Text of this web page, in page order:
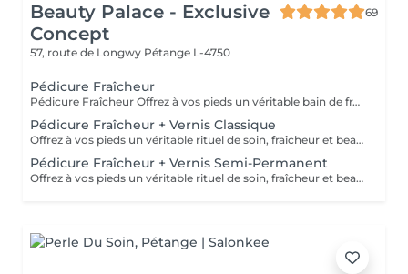
Beauty Palace - Exclusive
Concept
69
57, route de Longwy Pétange L-4750
Pédicure Fraîcheur
Pédicure Fraîcheur Offrez à vos pieds un véritable bain de fraîcheur ! Ce rituel estival associe un gommage au sel enrichi en huile d'amande douce, un bain de pieds effervescent relaxant et rafraîchissant, puis l'application d'un gel fraîcheur intense jusqu'aux mollets. Idéal pour délasser les pieds fatigués, apporter une agréable sensation de fraîcheur et de légèreté, ou simplement profiter d'un moment de bien-être particulièrement appréciable pendant les fortes chaleurs. Une expérience fraîche, relaxante et revitalisante le soin parfait pour l'été.
Pédicure Fraîcheur + Vernis Classique
Offrez à vos pieds un véritable rituel de soin, fraîcheur et beauté. Cette prestation comprend une pédicure complète, avec soin des ongles et des cuticules, travail des rugosités, suivie d'un gommage au sel enrichi en huile d'amande douce, d'un bain de pieds effervescent relaxant et rafraîchissant, puis de l'application d'un gel fraîcheur intense pouvant être remonté jusqu'aux mollets. Le soin se termine par la pose du vernis classique de votre choix pour des pieds parfaitement soignés et sublimés. Idéal pour délasser les pieds fatigués, apporter une agréable sensation de fraîcheur et de légèreté, ou simplement profiter d'un moment de bien-être particulièrement appréciable pendant les fortes chaleurs. Des pieds doux, frais, soignés et élégamment vernis le rituel parfait pour l'été.
Pédicure Fraîcheur + Vernis Semi-Permanent
Offrez à vos pieds un véritable rituel de soin, fraîcheur et beauté. Cette prestation comprend une pédicure complète, avec soin des ongles et des cuticules, travail des rugosités, suivie d'un gommage au sel enrichi en huile d'amande douce, d'un bain de pieds effervescent relaxant et rafraîchissant, puis de l'application d'un gel fraîcheur intense pouvant être remonté jusqu'aux mollets. Le soin se termine par la pose du vernis classique de votre choix pour des pieds parfaitement soignés et sublimés. Idéal pour délasser les pieds fatigués, apporter une agréable sensation de fraîcheur et de légèreté, ou simplement profiter d'un moment de bien-être particulièrement appréciable pendant les fortes chaleurs. Des pieds doux, frais, soignés et élégamment vernis le rituel parfait pour l'été.